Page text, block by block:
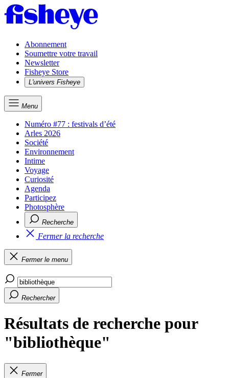
Abonnement
Soumettre votre travail
Newsletter
Fisheye Store
L'univers Fisheye
Menu
Numéro #77 : festivals d’été
Arles 2026
Société
Environnement
Intime
Voyage
Curiosité
Agenda
Participez
Photosphère
Recherche
Fermer la recherche
Fermer le menu
Rechercher
Résultats de recherche pour
"bibliothèque"
Fermer